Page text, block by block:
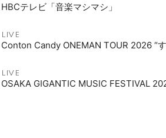
HBCテレビ「音楽マシマシ」
LIVE
Conton Candy ONEMAN TOUR 2026 “
LIVE
OSAKA GIGANTIC MUSIC FESTIVAL